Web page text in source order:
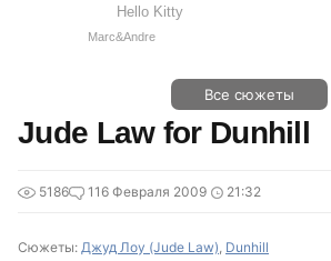
Hello Kitty
Marc&Andre
Все сюжеты
Jude Law for Dunhill
5186 116 Февраля 2009 21:32
Сюжеты: Джуд Лоу (Jude Law), Dunhill